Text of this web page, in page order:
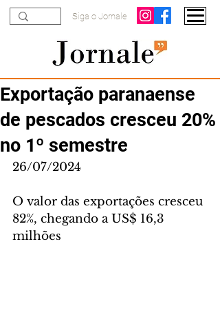
Siga o Jornale
Exportação paranaense
de pescados cresceu 20%
no 1º semestre
26/07/2024
O valor das exportações cresceu
82%, chegando a US$ 16,3
milhões